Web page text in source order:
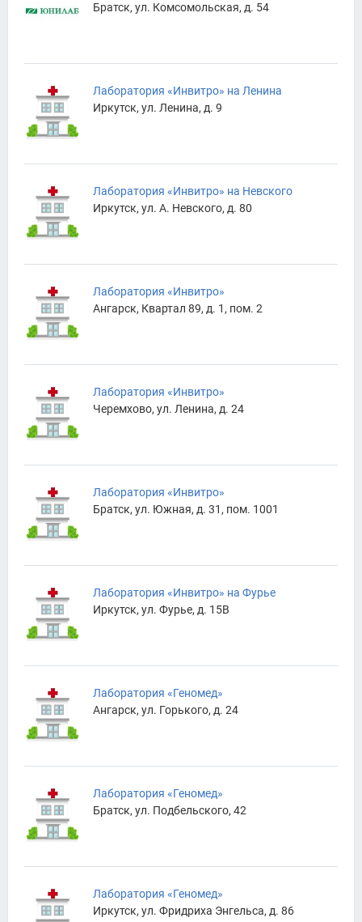
Братск, ул. Комсомольская, д. 54
Лаборатория «Инвитро» на Ленина
Иркутск, ул. Ленина, д. 9
Лаборатория «Инвитро» на Невского
Иркутск, ул. А. Невского, д. 80
Лаборатория «Инвитро»
Ангарск, Квартал 89, д. 1, пом. 2
Лаборатория «Инвитро»
Черемхово, ул. Ленина, д. 24
Лаборатория «Инвитро»
Братск, ул. Южная, д. 31, пом. 1001
Лаборатория «Инвитро» на Фурье
Иркутск, ул. Фурье, д. 15В
Лаборатория «Геномед»
Ангарск, ул. Горького, д. 24
Лаборатория «Геномед»
Братск, ул. Подбельского, 42
Лаборатория «Геномед»
Иркутск, ул. Фридриха Энгельса, д. 86